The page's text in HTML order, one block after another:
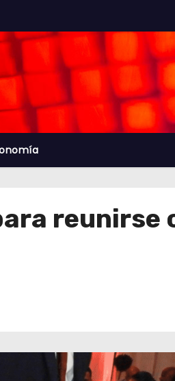
reunirse